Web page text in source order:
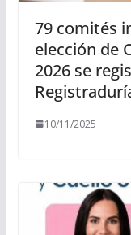
79 comités
elección de
2026 se
10/11/2025